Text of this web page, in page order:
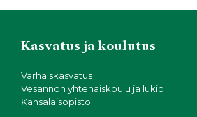
Kasvatus ja koulutus
Varhaiskasvatus
Vesannon yhtenäiskoulu ja lukio
Kansalaisopisto